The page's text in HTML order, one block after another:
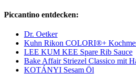
Piccantino entdecken:
Dr. Oetker
Kuhn Rikon COLORI®+
LEE KUM KEE Spare Rib Sauce
Bake Affair Striezel Classico mit
KOTÁNYI Sesam Öl